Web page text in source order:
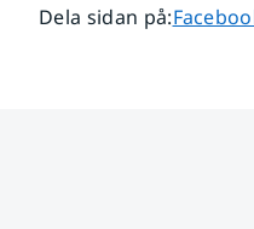
Dela sidan på:Dela